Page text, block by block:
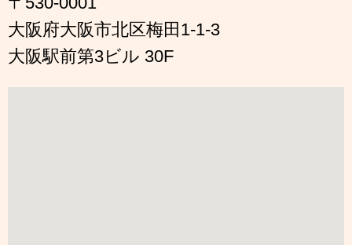
大阪府大阪市北区梅田1-1-3
大阪駅前第3ビル 30F